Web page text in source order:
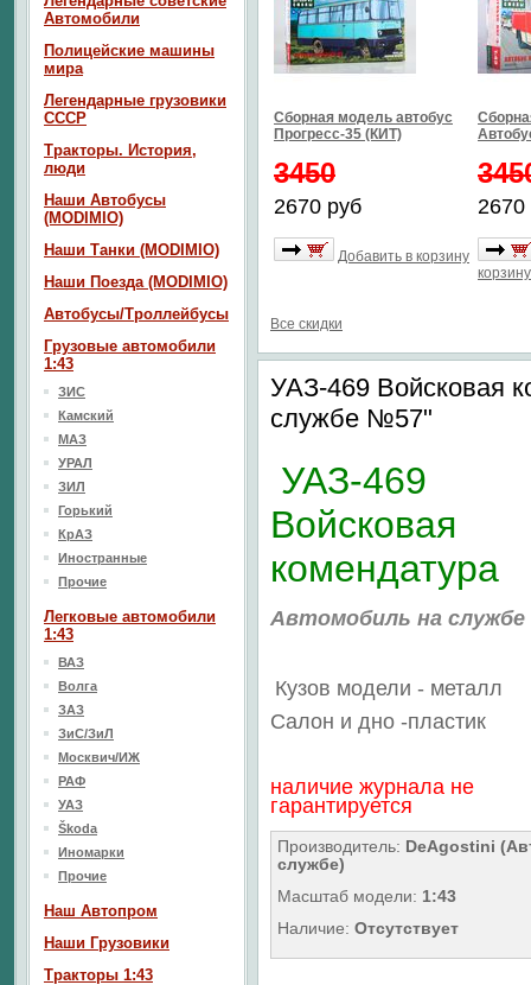
Сборная модель автобус
Прогресс-35 (КИТ)
3450
2670 руб
Добавить в корзину
2670
корзину
Все скидки
УАЗ-469 Войсковая
службе №57"
УАЗ-469
Войсковая
комендатура
Автомобиль на
Кузов модели - металл
Салон и дно -пластик
наличие журнала не
гарантируется
Производитель: DeAgostini
службе)
Масштаб модели: 1:43
Наличие: Отсутствует
Автомобили
Полицейские машины
мира
Легендарные грузовики
СССР
Тракторы. История,
люди
Наши Автобусы
(MODIMIO)
Наши Танки (MODIMIO)
Наши Поезда (MODIMIO)
Автобусы/Троллейбусы
Грузовые автомобили
1:43
ЗИС
Камский
МАЗ
УРАЛ
ЗИЛ
Горький
КрАЗ
Иностранные
Прочие
Легковые автомобили
1:43
ВАЗ
Волга
ЗАЗ
ЗиС/ЗиЛ
Москвич/ИЖ
РАФ
УАЗ
Škoda
Иномарки
Прочие
Наш Aвтопром
Наши Грузовики
Тракторы 1:43